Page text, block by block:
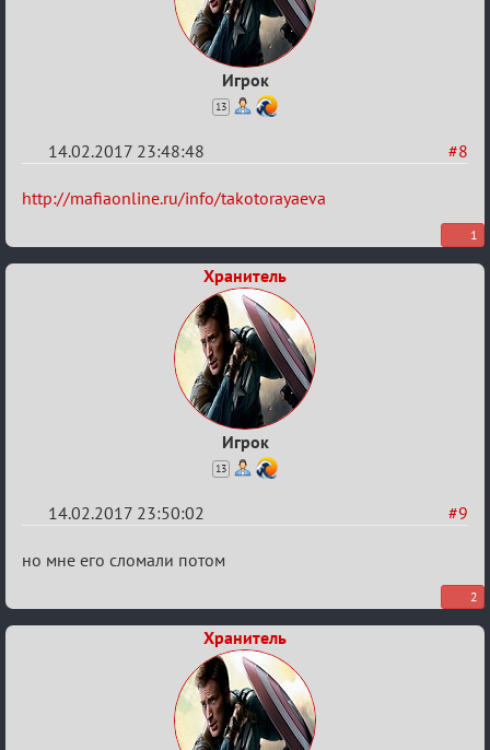
Игрок
13
#8
14.02.2017 23:48:48
Re:
Любви
http://mafiaonline.ru/info/takotorayaeva
1
Хранитель
Игрок
13
#9
14.02.2017 23:50:02
Re:
Любви
но мне его сломали потом
2
Хранитель